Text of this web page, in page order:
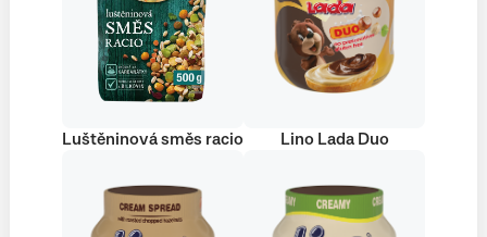
Luštěninová směs racio Lino Lada Duo